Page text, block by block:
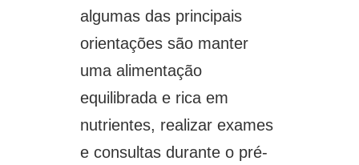
algumas das principais
orientações são manter
uma alimentação
equilibrada e rica em
nutrientes, realizar exames
e consultas durante o pré-